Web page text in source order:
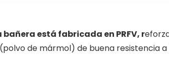
está fabricada en PRFV, r
de mármol) de buena resistencia